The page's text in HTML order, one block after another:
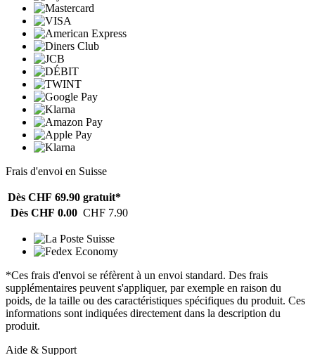
Frais d'envoi en Suisse
Dès CHF 69.90 gratuit*
Dès CHF 0.00 CHF 7.90
*Ces frais d'envoi se réfèrent à un envoi standard. Des frais
supplémentaires peuvent s'appliquer, par exemple en raison du
poids, de la taille ou des caractéristiques spécifiques du produit. Ces
informations sont indiquées directement dans la description du
produit.
Aide & Support